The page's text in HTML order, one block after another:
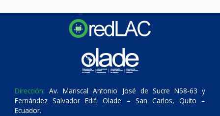
Dirección: Av. Mariscal Antonio José de Sucre N58-63 y
Fernández Salvador Edif. Olade – San Carlos, Quito –
Ecuador.